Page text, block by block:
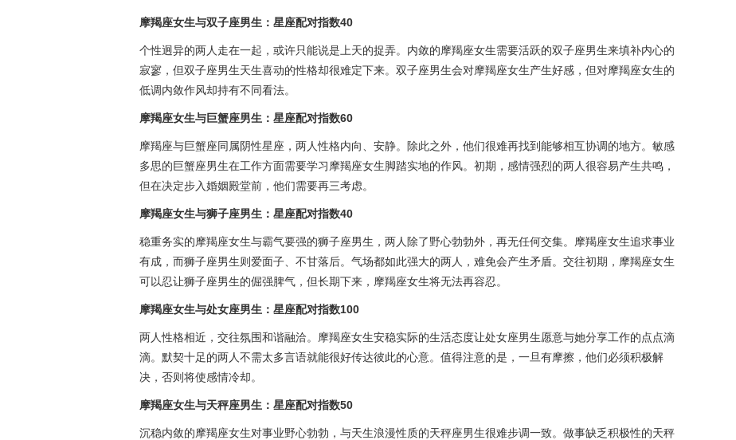
摩羯座女生与双子座男生：星座配对指数40
个性迥异的两人走在一起，或许只能说是上天的捉弄。内敛的摩羯座女生需要活跃的双子座男生来填补内心的
寂寥，但双子座男生天生喜动的性格却很难定下来。双子座男生会对摩羯座女生产生好感，但对摩羯座女生的
低调内敛作风却持有不同看法。
摩羯座女生与巨蟹座男生：星座配对指数60
摩羯座与巨蟹座同属阴性星座，两人性格内向、安静。除此之外，他们很难再找到能够相互协调的地方。敏感
多思的巨蟹座男生在工作方面需要学习摩羯座女生脚踏实地的作风。初期，感情强烈的两人很容易产生共鸣，
但在决定步入婚姻殿堂前，他们需要再三考虑。
摩羯座女生与狮子座男生：星座配对指数40
稳重务实的摩羯座女生与霸气要强的狮子座男生，两人除了野心勃勃外，再无任何交集。摩羯座女生追求事业
有成，而狮子座男生则爱面子、不甘落后。气场都如此强大的两人，难免会产生矛盾。交往初期，摩羯座女生
可以忍让狮子座男生的倔强脾气，但长期下来，摩羯座女生将无法再容忍。
摩羯座女生与处女座男生：星座配对指数100
两人性格相近，交往氛围和谐融洽。摩羯座女生安稳实际的生活态度让处女座男生愿意与她分享工作的点点滴
滴。默契十足的两人不需太多言语就能很好传达彼此的心意。值得注意的是，一旦有摩擦，他们必须积极解
决，否则将使感情冷却。
摩羯座女生与天秤座男生：星座配对指数50
沉稳内敛的摩羯座女生对事业野心勃勃，与天生浪漫性质的天秤座男生很难步调一致。做事缺乏积极性的天秤